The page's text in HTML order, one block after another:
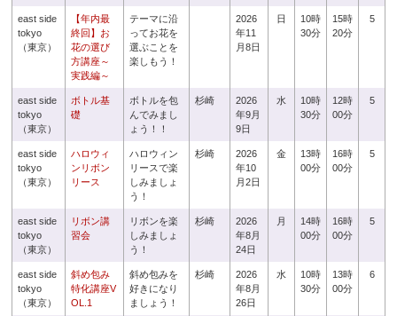
east side
tokyo
（東京）
【年内最
終回】お
花の選び
方講座～
実践編～
テーマに沿
ってお花を
選ぶことを
楽しもう！
2026
年11
月8日
日
10時
30分
15時
20分
5
east side
tokyo
（東京）
ボトル基
礎
ボトルを包
んでみまし
ょう！！
杉崎
2026
年9月
9日
水
10時
30分
12時
00分
5
east side
tokyo
（東京）
ハロウィ
ンリボン
リース
ハロウィン
リースで楽
しみましょ
う！
杉崎
2026
年10
月2日
金
13時
00分
16時
00分
5
east side
tokyo
（東京）
リボン講
習会
リボンを楽
しみましょ
う！
杉崎
2026
年8月
24日
月
14時
00分
16時
00分
5
east side
tokyo
（東京）
斜め包み
特化講座V
OL.1
斜め包みを
好きになり
ましょう！
杉崎
2026
年8月
26日
水
10時
30分
13時
00分
6